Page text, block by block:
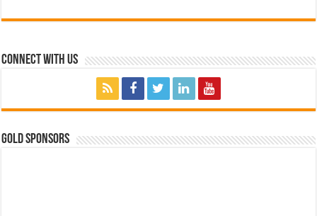
Connect with Us
GOLD SPONSORS